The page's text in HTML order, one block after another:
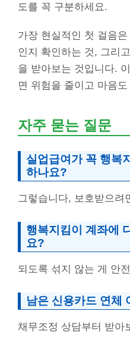
도를 꼭 구분하세요.
가장 현실적인 첫 걸음
인지 확인하는 것, 그리
을 받아보는 것입니다.
면 위험을 줄이고 마음
자주 묻는 질문
실업급여가 꼭 행복
하나요?
그렇습니다, 보호받으려
행복지킴이 계좌에
요?
되도록 섞지 않는 게 안
남은 신용카드 연체
채무조정 상담부터 받아